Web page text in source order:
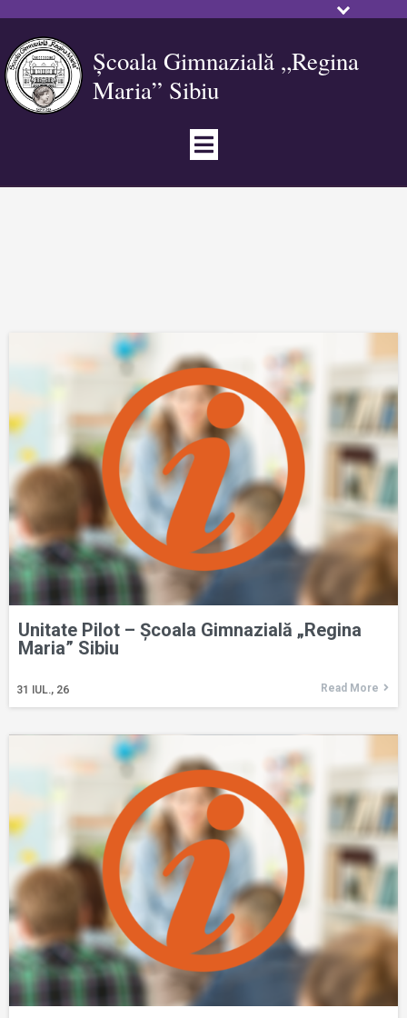
Școala Gimnazială „Regina
Maria” Sibiu
Unitate Pilot – Școala Gimnazială „Regina
Maria” Sibiu
31 IUL., 26 Read More